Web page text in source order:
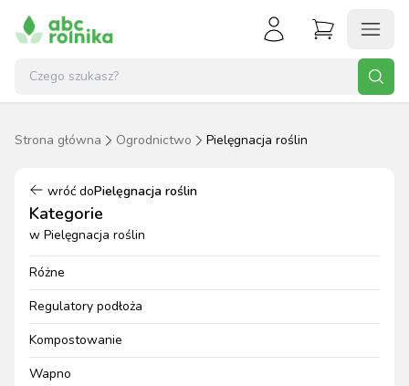
Strona główna Ogrodnictwo Pielęgnacja roślin
wróć doPielęgnacja roślin
Kategorie
w Pielęgnacja roślin
Różne
Regulatory podłoża
Kompostowanie
Wapno